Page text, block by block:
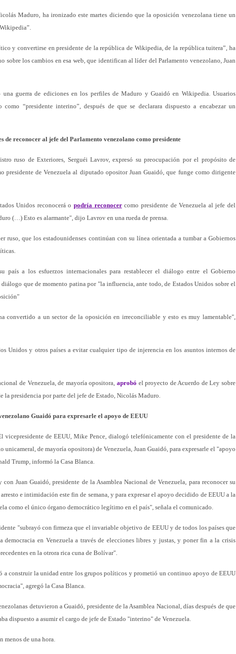
Maduro, ha ironizado este martes diciendo que la oposición venezolana tiene un
y convertirse en presidente de la república de Wikipedia, de la república tuitera”, ha
sobre los cambios en esa web, que identifican al líder del Parlamento venezolano, Juan
una guerra de ediciones en los perfiles de Maduro y Guaidó en Wikipedia. Usuarios
“presidente interino”, después de que se declarara dispuesto a encabezar un
de reconocer al jefe del Parlamento venezolano como presidente
ruso de Exteriores, Serguéi Lavrov, expresó su preocupación por el propósito de
presidente de Venezuela al diputado opositor Juan Guaidó, que funge como dirigente
Unidos reconocerá o podría reconocercomo presidente de Venezuela al jefe del
(…) Esto es alarmante", dijo Lavrov en una rueda de prensa.
ruso, que los estadounidenses continúan con su línea orientada a tumbar a Gobiernos
país a los esfuerzos internacionales para restablecer el diálogo entre el Gobierno
que de momento patina por "la influencia, ante todo, de Estados Unidos sobre el
convertido a un sector de la oposición en irreconciliable y esto es muy lamentable",
Unidos y otros países a evitar cualquier tipo de injerencia en los asuntos internos de
de Venezuela, de mayoría opositora, aprobó el proyecto de Acuerdo de Ley sobre
la presidencia por parte del jefe de Estado, Nicolás Maduro.
Guaidó para expresarle el apoyo de EEUU
de EEUU, Mike Pence, dialogó telefónicamente con el presidente de la
unicameral, de mayoría opositora) de Venezuela, Juan Guaidó, para expresarle el "apoyo
Trump, informó la Casa Blanca.
Juan Guaidó, presidente de la Asamblea Nacional de Venezuela, para reconocer su
e intimidación este fin de semana, y para expresar el apoyo decidido de EEUU a la
como el único órgano democrático legítimo en el país", señala el comunicado.
"subrayó con firmeza que el invariable objetivo de EEUU y de todos los países que
democracia en Venezuela a través de elecciones libres y justas, y poner fin a la crisis
en la otrora rica cuna de Bolívar".
a construir la unidad entre los grupos políticos y prometió un continuo apoyo de EEUU
agregó la Casa Blanca.
detuvieron a Guaidó, presidente de la Asamblea Nacional, días después de que
dispuesto a asumir el cargo de jefe de Estado "interino" de Venezuela.
menos de una hora.